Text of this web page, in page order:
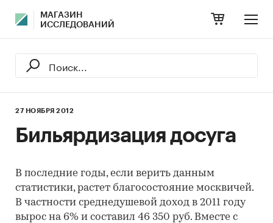
МАГАЗИН
ИССЛЕДОВАНИЙ
27 НОЯБРЯ 2012
Бильярдизация досуга
В последние годы, если верить данным
статистики, растет благосостояние москвичей.
В частности среднедушевой доход в 2011 году
вырос на 6% и составил 46 350 руб. Вместе с